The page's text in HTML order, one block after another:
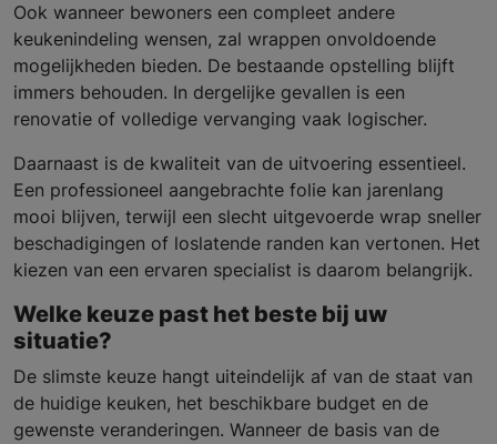
Ook wanneer bewoners een compleet andere
keukenindeling wensen, zal wrappen onvoldoende
mogelijkheden bieden. De bestaande opstelling blijft
immers behouden. In dergelijke gevallen is een
renovatie of volledige vervanging vaak logischer.
Daarnaast is de kwaliteit van de uitvoering essentieel.
Een professioneel aangebrachte folie kan jarenlang
mooi blijven, terwijl een slecht uitgevoerde wrap sneller
beschadigingen of loslatende randen kan vertonen. Het
kiezen van een ervaren specialist is daarom belangrijk.
Welke keuze past het beste bij uw
situatie?
De slimste keuze hangt uiteindelijk af van de staat van
de huidige keuken, het beschikbare budget en de
gewenste veranderingen. Wanneer de basis van de